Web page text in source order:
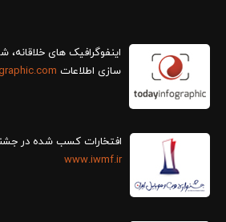
سازی اطلاعات
افتخارات کسب شده در
www.iwmf.ir